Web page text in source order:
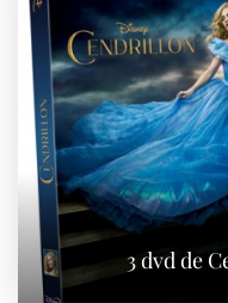
3 dvd de